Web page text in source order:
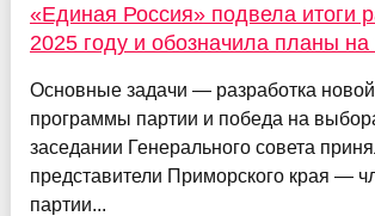
«Единая Россия» подвела итоги
2025 году и обозначила планы на
Основные задачи — разработка
программы партии и победа на
заседании Генерального совета
представители Приморского края —
партии...